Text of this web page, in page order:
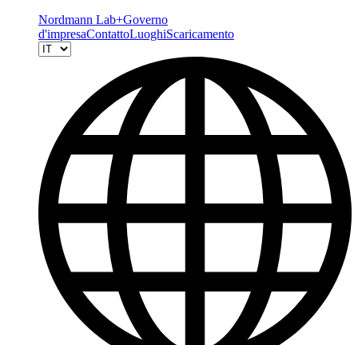
Nordmann Lab+Governo
d'impresaContattoLuoghiScaricamento